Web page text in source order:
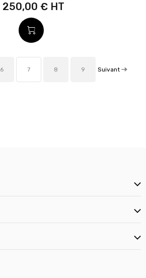
250,00 €
6 7 8 9 Suivant